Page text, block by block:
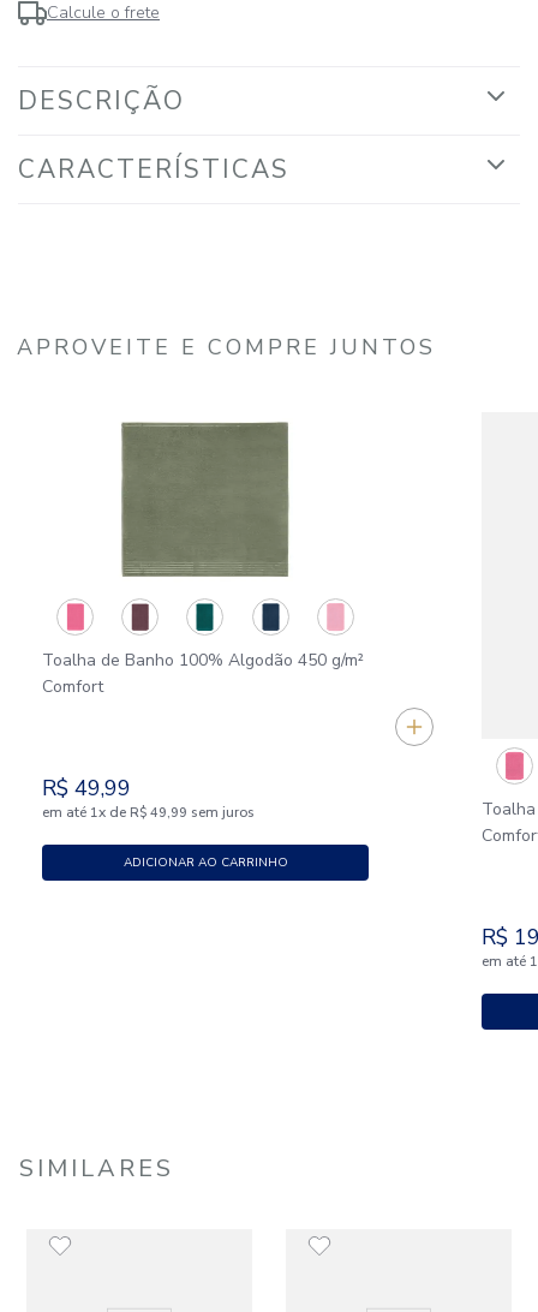
Calcule o frete
DESCRIÇÃO
CARACTERÍSTICAS
APROVEITE E COMPRE JUNTOS
Toalha de Banho 100% Algodão 450 g/m²
Comfort
R$ 49,99
em até 1x de R$ 49,99 sem juros
ADICIONAR AO CARRINHO
R$
em até 1
SIMILARES